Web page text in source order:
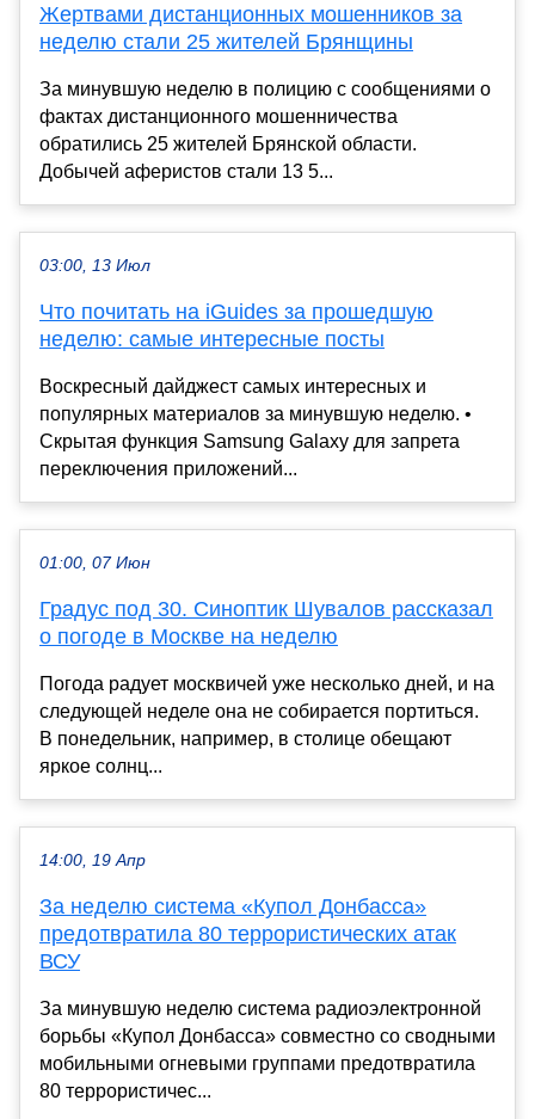
Жертвами дистанционных мошенников за
неделю стали 25 жителей Брянщины
За минувшую неделю в полицию с сообщениями о
фактах дистанционного мошенничества
обратились 25 жителей Брянской области.
Добычей аферистов стали 13 5...
03:00, 13 Июл
Что почитать на iGuides за прошедшую
неделю: самые интересные посты
Воскресный дайджест самых интересных и
популярных материалов за минувшую неделю. •
Скрытая функция Samsung Galaxy для запрета
переключения приложений...
01:00, 07 Июн
Градус под 30. Синоптик Шувалов рассказал
о погоде в Москве на неделю
Погода радует москвичей уже несколько дней, и на
следующей неделе она не собирается портиться.
В понедельник, например, в столице обещают
яркое солнц...
14:00, 19 Апр
За неделю система «Купол Донбасса»
предотвратила 80 террористических атак
ВСУ
За минувшую неделю система радиоэлектронной
борьбы «Купол Донбасса» совместно со сводными
мобильными огневыми группами предотвратила
80 террористичес...